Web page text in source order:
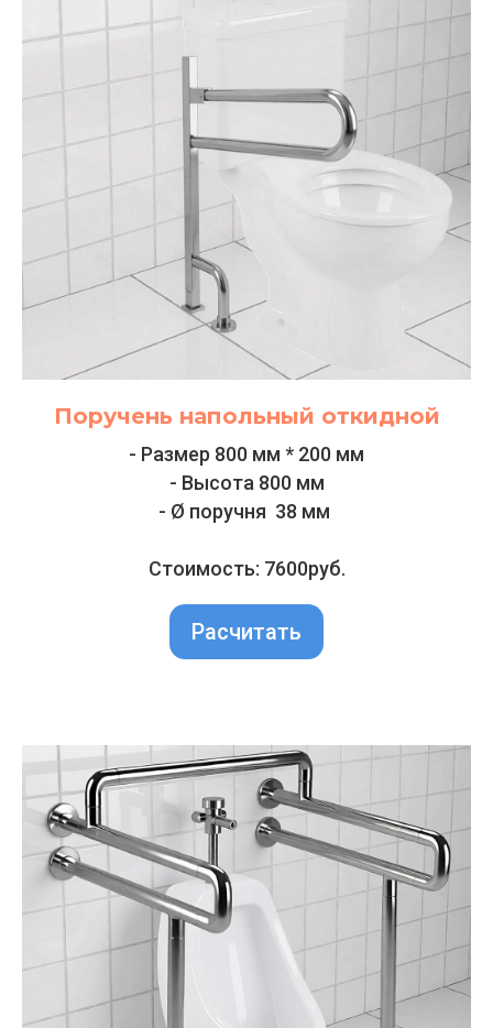
Поручень напольный откидной
- Размер 800 мм * 200 мм
- Высота 800 мм
- Ø поручня 38 мм
Стоимость: 7600руб.
Расчитать